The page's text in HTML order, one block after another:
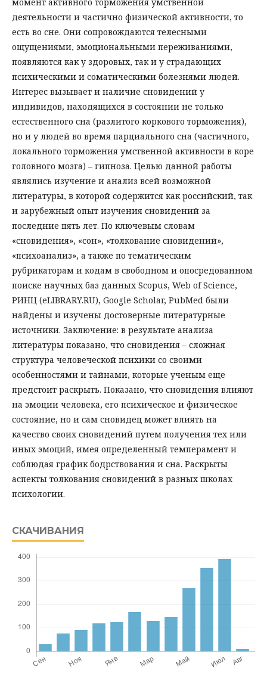
деятельности и частично физической активности, то
есть во сне. Они сопровождаются телесными
ощущениями, эмоциональными переживаниями,
появляются как у здоровых, так и у страдающих
психическими и соматическими болезнями людей.
Интерес вызывает и наличие сновидений у
индивидов, находящихся в состоянии не только
естественного сна (разлитого коркового торможения),
но и у людей во время парциального сна (частичного,
локального торможения умственной активности в коре
головного мозга) – гипноза. Целью данной работы
являлись изучение и анализ всей возможной
литературы, в которой содержится как российский, так
и зарубежный опыт изучения сновидений за
последние пять лет. По ключевым словам
«сновидения», «сон», «толкование сновидений»,
«психоанализ», а также по тематическим
рубрикаторам и кодам в свободном и опосредованном
поиске научных баз данных Scopus, Web of Science,
РИНЦ (eLIBRARY.RU), Google Scholar, PubMed были
найдены и изучены достоверные литературные
источники. Заключение: в результате анализа
литературы показано, что сновидения – сложная
структура человеческой психики со своими
особенностями и тайнами, которые ученым еще
предстоит раскрыть. Показано, что сновидения влияют
на эмоции человека, его психическое и физическое
состояние, но и сам сновидец может влиять на
качество своих сновидений путем получения тех или
иных эмоций, имея определенный темперамент и
соблюдая график бодрствования и сна. Раскрыты
аспекты толкования сновидений в разных школах
психологии.
СКАЧИВАНИЯ